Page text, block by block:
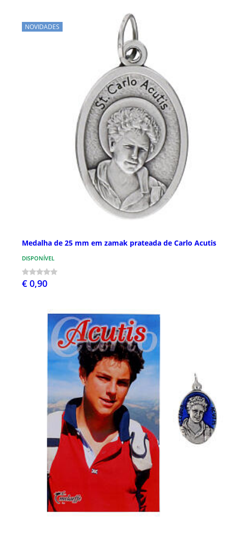
NOVIDADES
Medalha de 25 mm em zamak prateada de Carlo Acutis
DISPONÍVEL
€ 0,90